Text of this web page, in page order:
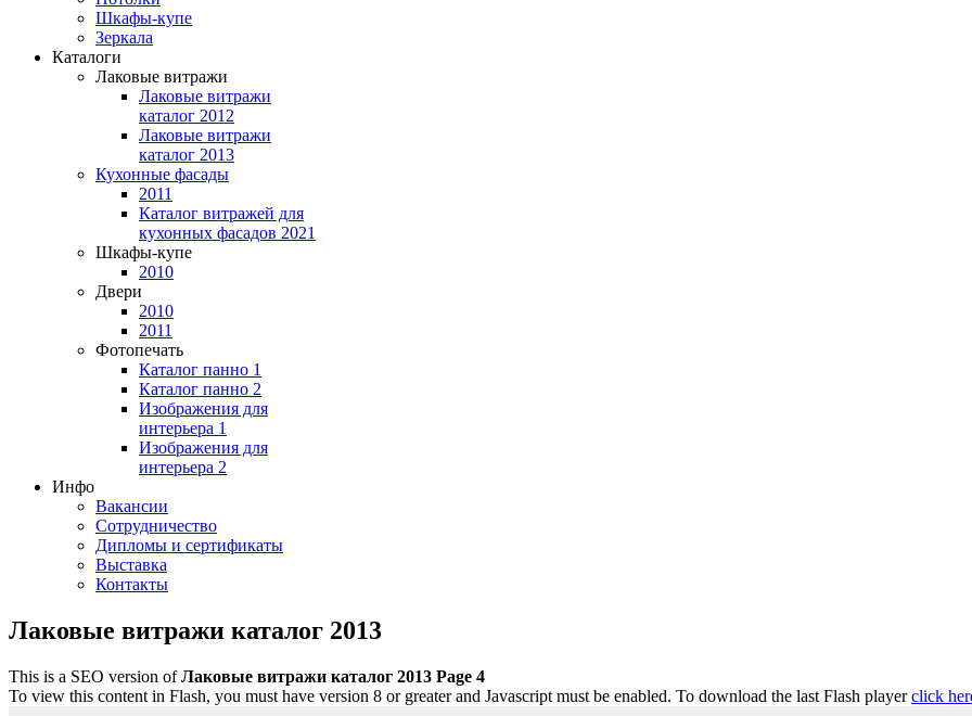
Шкафы-купе
Зеркала
Каталоги
Лаковые витражи
Лаковые витражи
каталог 2012
Лаковые витражи
каталог 2013
Кухонные фасады
2011
Каталог витражей для
кухонных фасадов 2021
Шкафы-купе
2010
Двери
2010
2011
Фотопечать
Каталог панно 1
Каталог панно 2
Изображения для
интерьера 1
Изображения для
интерьера 2
Инфо
Вакансии
Сотрудничество
Дипломы и сертификаты
Выставка
Контакты
Лаковые витражи каталог 2013
This is a SEO version ofЛаковые витражи каталог 2013 Page 4
To view this content in Flash, you must have version 8 or greater and Javascript must be enabled. To download the last Flash playerclick